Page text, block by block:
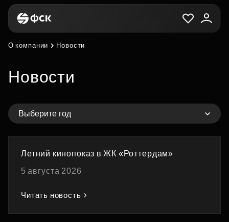
О компании Новости
Новости
Выберите год
Летний кинопоказ в ЖК «Роттердам»
5 августа 2026
Читать новость